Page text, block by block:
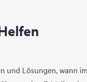
und Lösungen, wann